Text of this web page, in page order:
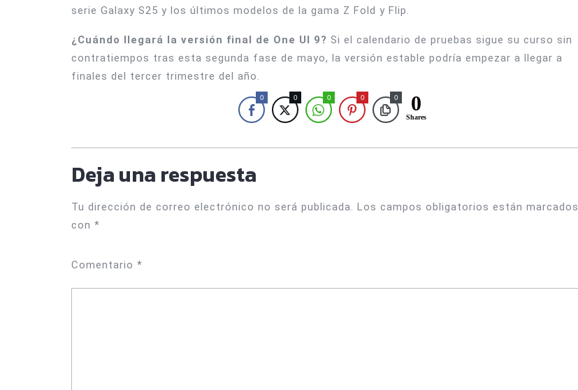
serie Galaxy S25 y los últimos modelos de la gama Z Fold y Flip.
¿Cuándo llegará la versión final de One UI 9? Si el calendario de pruebas sigue su curso sin
contratiempos tras esta segunda fase de mayo, la versión estable podría empezar a llegar a
finales del tercer trimestre del año.
0 0 0 0 0 0
Shares
Deja una respuesta
Tu dirección de correo electrónico no será publicada. Los campos obligatorios están marcados
con *
Comentario *